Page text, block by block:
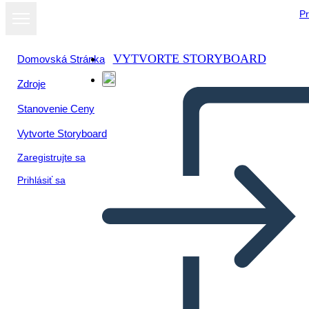
Domovská Stránka
Zdroje
Stanovenie Ceny
Vytvorte Storyboard
Zaregistrujte sa
Prihlásiť sa
VYTVORTE STORYBOARD